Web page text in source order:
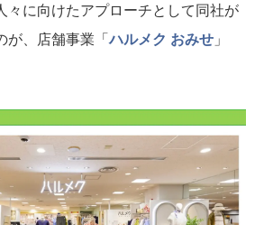
々に向けたアプローチとして同社が
が、店舗事業「ハルメク おみせ 」